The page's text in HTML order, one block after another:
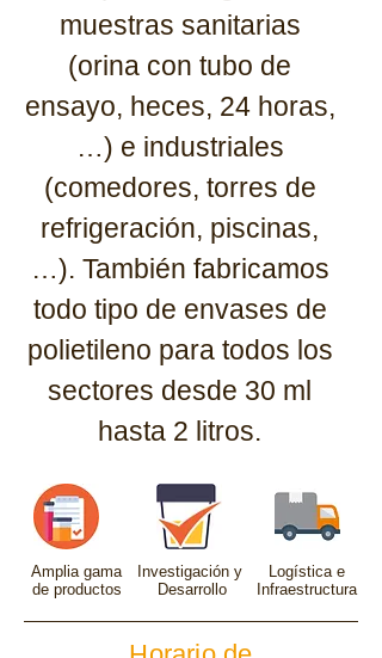
muestras sanitarias
(orina con tubo de
ensayo, heces, 24 horas,
…) e industriales
(comedores, torres de
refrigeración, piscinas,
…). También fabricamos
todo tipo de envases de
polietileno para todos los
sectores desde 30 ml
hasta 2 litros.
Amplia gama
de productos
Investigación y
Desarrollo
Logística e
Infraestructura